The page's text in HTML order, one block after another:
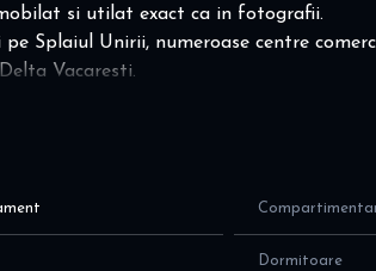
si utilat exact ca in fotografii.
Splaiul Unirii, numeroase centre
Vacaresti.
Dormitoare